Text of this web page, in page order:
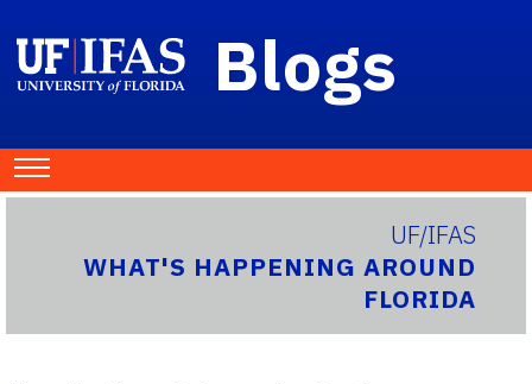
Blogs
UF/IFAS
WHAT'S HAPPENING AROUND
FLORIDA